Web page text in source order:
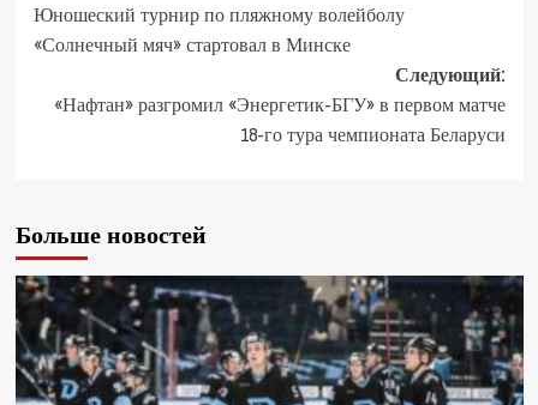
Юношеский турнир по пляжному волейболу
«Солнечный мяч» стартовал в Минске
Следующий:
«Нафтан» разгромил «Энергетик-БГУ» в первом матче
18-го тура чемпионата Беларуси
Больше новостей